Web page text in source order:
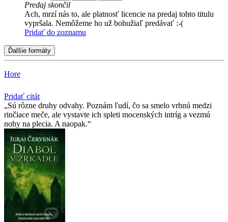
Predaj skončil
Ach, mrzí nás to, ale platnosť licencie na predaj tohto titulu
vypršala. Nemôžeme ho už bohužiaľ predávať :-(
Pridať do zoznamu
Ďalšie formáty
Hore
Pridať citát
Sú rôzne druhy odvahy. Poznám ľudí, čo sa smelo vrhnú medzi
rinčiace meče, ale vystavte ich spleti mocenských intríg a vezmú
nohy na plecia. A naopak.